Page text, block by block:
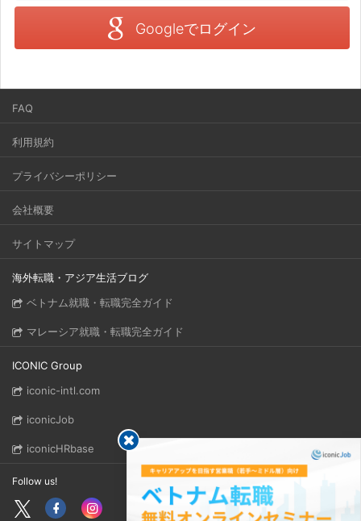
Googleでログイン
FAQ
利用規約
プライバシーポリシー
会社概要
サイトマップ
海外転職・アジア生活ブログ
ベトナム就職・転職完全ガイド
マレーシア就職・転職完全ガイド
ICONIC Group
iconic-intl.com
iconicJob
iconicHRbase
Follow us!